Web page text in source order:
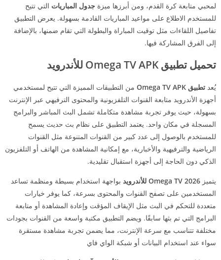
لمحبي متابعة كرة القدم، ومن أبرزها ميزة جدول المباريات التي تتيح
للمستخدم الاطلاع على مواعيد المباريات القادمة بسهولة. يعرض التطبيق
تفاصيل اللقاءات مثل توقيت المباراة والبطولة التي تقام ضمنها، بالإضافة
إلى الفرق المشاركة فيها.
تحميل تطبيق Omega TV APK للأندرويد
يُعد تطبيق Omega TV APK
من التطبيقات المميزة التي تتيح لمستخدمي
أجهزة الأندرويد متابعة القنوات التلفزيونية والمحتوى الترفيهي عبر الإنترنت
بسهولة، حيث يوفر تجربة مشاهدة متكاملة تشمل البث المباشر والبرامج
المسجلة في مكان واحد. يعتمد التطبيق على نظام بث حديث يسمح
للمستخدم بالوصول إلى عدد كبير من القنوات المتنوعة مثل القنوات
الرياضية والترفيهية والأخبارية، مع إمكانية المشاهدة من الهاتف أو التلفزيون
الذكي دون الحاجة إلى أجهزة استقبال تقليدية.
يتميز Omega TV 2026 للأندرويد
بواجهة استخدام بسيطة ومنظمة تساعد
المستخدمين على تصفح القنوات والمحتوى بسرعة، كما يوفر خيارات
متعددة للتحكم في البث مثل الإيقاف المؤقت وإعادة المشاهدة أو متابعة
البرامج التي تم بثها سابقًا. ويضم التطبيق مكتبة واسعة من القنوات بجودات
مختلفة تتناسب مع سرعة الإنترنت، مما يضمن تجربة مشاهدة مستقرة
سواء عند استخدام البيانات أو شبكة الواي فاي